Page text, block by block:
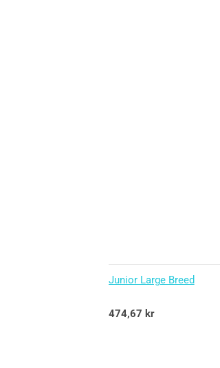
Junior Large Breed
Betygsatt
5.00
474,67 kr